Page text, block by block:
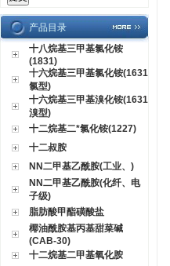
产品目录
十八烷基三甲基氯化铵
(1831)
十六烷基三甲基氯化铵(1631
氯型)
十六烷基三甲基溴化铵(1631
溴型)
十二烷基二*氯化铵(1227)
十二叔胺
NN二甲基乙酰胺(工业、)
NN二甲基乙酰胺(化纤、电
子级)
脂肪酸甲酯磺酸盐
椰油酰胺基丙基甜菜碱
(CAB-30)
十二烷基二甲基氧化胺